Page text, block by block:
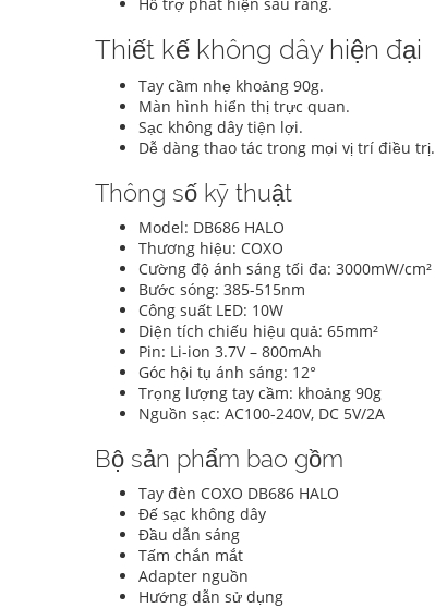
Thiết kế không dây hiện đại
Tay cầm nhẹ khoảng 90g.
Màn hình hiển thị trực quan.
Sạc không dây tiện lợi.
Dễ dàng thao tác trong mọi vị trí điều trị.
Thông số kỹ thuật
Model: DB686 HALO
Thương hiệu: COXO
Cường độ ánh sáng tối đa: 3000mW/cm²
Bước sóng: 385-515nm
Công suất LED: 10W
Diện tích chiếu hiệu quả: 65mm²
Pin: Li-ion 3.7V – 800mAh
Góc hội tụ ánh sáng: 12°
Trọng lượng tay cầm: khoảng 90g
Nguồn sạc: AC100-240V, DC 5V/2A
Bộ sản phẩm bao gồm
Tay đèn COXO DB686 HALO
Đế sạc không dây
Đầu dẫn sáng
Tấm chắn mắt
Adapter nguồn
Hướng dẫn sử dụng